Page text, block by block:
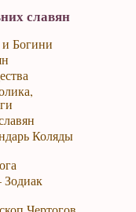
славян
Богини
Коляды